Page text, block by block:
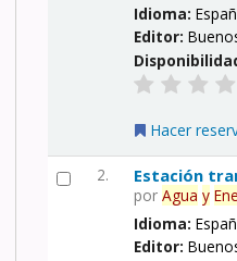
Idioma:
Editor:
Hacer
2. Estación
porAgua y
Idioma:
Editor: